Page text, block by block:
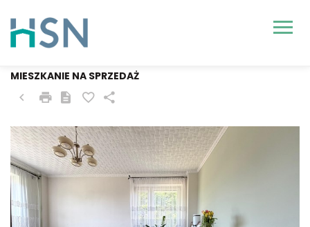
GRYFINO
MIESZKANIE NA SPRZEDAŻ